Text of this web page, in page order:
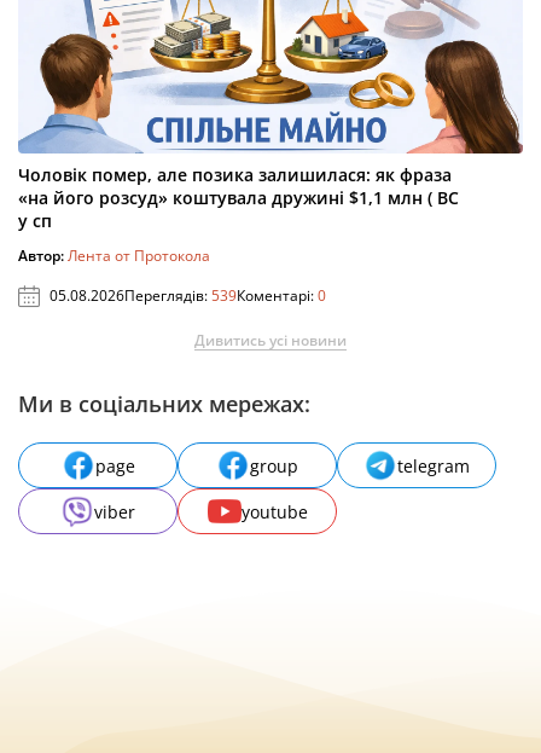
Чоловік помер, але позика залишилася: як фраза
«на його розсуд» коштувала дружині $1,1 млн ( ВС
у сп
Автор:Лента от Протокола
05.08.2026Переглядів:539Коментарі:0
Дивитись усі новини
Ми в соціальних мережах:
page group
telegram
viber
youtube